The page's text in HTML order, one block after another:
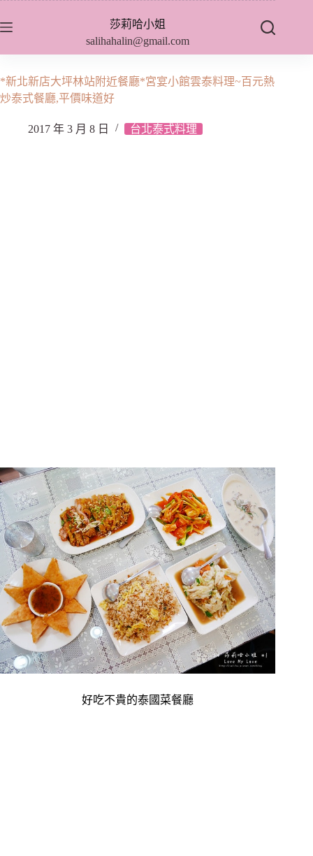
至
內
容
莎莉哈小姐
salihahalin@gmail.com
*新北新店大坪林站附近餐廳*宮宴小館雲泰料理~百元熱
炒泰式餐廳,平價味道好
2017 年 3 月 8 日 台北泰式料理
好吃不貴的泰國菜餐廳